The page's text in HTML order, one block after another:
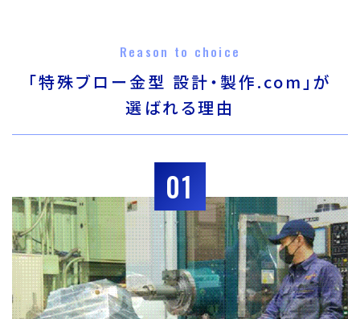
Reason to choice
「特殊ブロー金型 設計・製作.com」が
選ばれる理由
01